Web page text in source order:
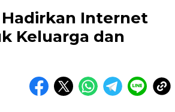
Hadirkan Internet
Keluarga dan